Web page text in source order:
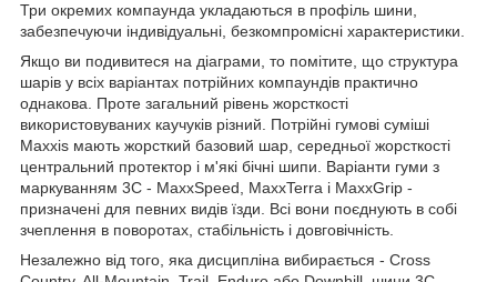
Три окремих компаунда укладаються в профіль шини,
забезпечуючи індивідуальні, безкомпромісні характеристики.
Якщо ви подивитеся на діаграми, то помітите, що структура
шарів у всіх варіантах потрійних компаундів практично
однакова. Проте загальний рівень жорсткості
використовуваних каучуків різний. Потрійні гумові суміші
Maxxis мають жорсткий базовий шар, середньої жорсткості
центральний протектор і м'які бічні шипи. Варіанти гуми з
маркуванням 3C - MaxxSpeed, MaxxTerra і MaxxGrip -
призначені для певних видів їзди. Всі вони поєднують в собі
зчеплення в поворотах, стабільність і довговічність.
Незалежно від того, яка дисципліна вибирається - Cross